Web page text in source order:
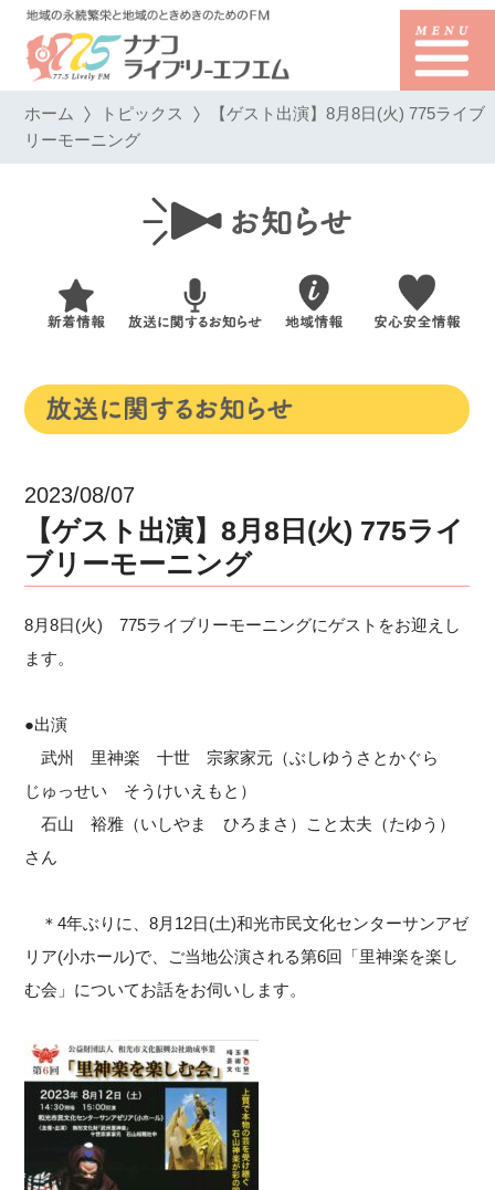
ホーム トピックス 【ゲスト出演】8月8日(火) 775ライブ
リーモーニング
2023/08/07
【ゲスト出演】8月8日(火) 775ライ
ブリーモーニング
8月8日(火) 775ライブリーモーニングにゲストをお迎えし
ます。
●出演
武州 里神楽 十世 宗家家元（ぶしゆうさとかぐら
じゅっせい そうけいえもと）
石山 裕雅（いしやま ひろまさ）こと太夫（たゆう）
さん
＊4年ぶりに、8月12日(土)和光市民文化センターサンアゼ
リア(小ホール)で、ご当地公演される第6回「里神楽を楽し
む会」についてお話をお伺いします。